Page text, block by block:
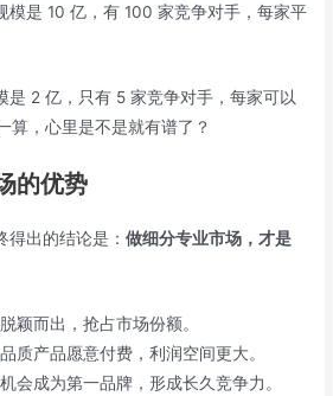
模是 10 亿，有 100 家竞争对手，每家平
是 2 亿，只有 5 家竞争对手，每家可以
，心里是不是就有谱了？
的优势
得出的结论是：做细分专业市场，才是
颖而出，抢占市场份额。
品质产品愿意付费，利润空间更大。
机会成为第一品牌，形成长久竞争力。